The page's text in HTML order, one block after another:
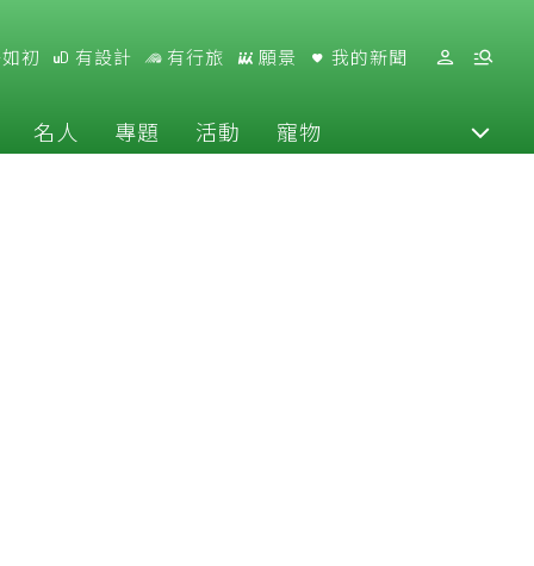
初 有設計 有行旅 願景 我的新聞
名人 專題 活動 寵物